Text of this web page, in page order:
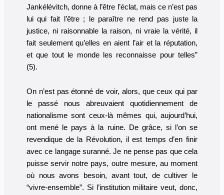
Jankélévitch, donne à l’être l’éclat, mais ce n’est pas
lui qui fait l’être ; le paraître ne rend pas juste la
justice, ni raisonnable la raison, ni vraie la vérité, il
fait seulement qu’elles en aient l’air et la réputation,
et que tout le monde les reconnaisse pour telles”
(5).
On n’est pas étonné de voir, alors, que ceux qui par
le passé nous abreuvaient quotidiennement de
nationalisme sont ceux-là mêmes qui, aujourd’hui,
ont mené le pays à la ruine. De grâce, si l’on se
revendique de la Révolution, il est temps d’en finir
avec ce langage suranné. Je ne pense pas que cela
puisse servir notre pays, outre mesure, au moment
où nous avons besoin, avant tout, de cultiver le
“vivre-ensemble”. Si l’institution militaire veut, donc,